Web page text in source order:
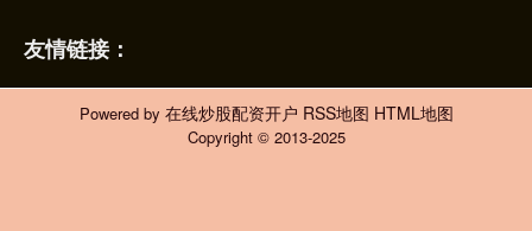
友情链接：
Powered by 在线炒股配资开户 RSS地图 HTML地图
Copyright © 2013-2025